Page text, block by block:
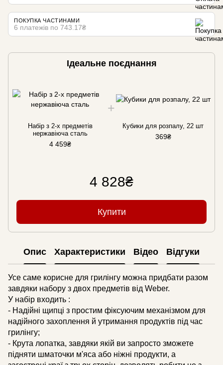
ПОКУПКА ЧАСТИНАМИ
6 платежів по 743.17₴
Ідеальне поєднання
Набір з 2-х предметів
нержавіюча сталь
4 459₴
Кубики для розпалу, 22 шт
369₴
4 828₴
Купити
Опис Характеристики Відео Відгуки
Усе саме корисне для грилінгу можна придбати разом
завдяки набору з двох предметів від Weber.
У набір входить :
- Надійні щипці з простим фіксуючим механізмом для
надійного захоплення й утримання продуктів під час
грилінгу;
- Крута лопатка, завдяки якій ви запросто зможете
підняти шматочки м'яса або ніжні продукти, а